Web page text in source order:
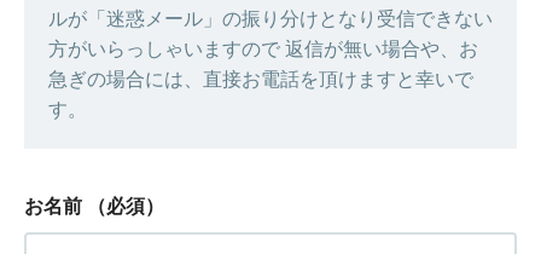
ルが「迷惑メール」の振り分けとなり受信できない
方がいらっしゃいますので 返信が無い場合や、お
急ぎの場合には、直接お電話を頂けますと幸いで
す。
お名前 （必須）